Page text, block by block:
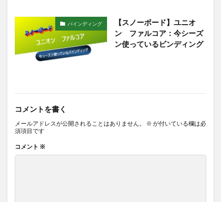
バインディング
【スノーボード】ユニオ
ン ファルコア：今シーズ
ン使っているビンディング
コメントを書く
メールアドレスが公開されることはありません。 ※ が付いている欄は必
須項目です
コメント ※